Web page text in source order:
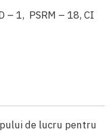
– 1, PSRM – 18, CI
de lucru pentru